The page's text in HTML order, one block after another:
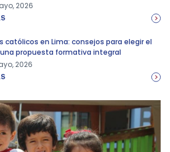
2026
católicos en Lima: consejos para elegir el
propuesta formativa integral
2026